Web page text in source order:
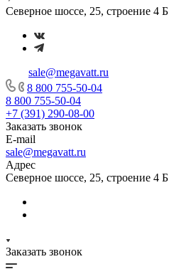
Северное шоссе, 25, строение 4 Б
sale@megavatt.ru
8 800 755-50-04
8 800 755-50-04
+7 (391) 290-08-00
Заказать звонок
E-mail
sale@megavatt.ru
Адрес
Северное шоссе, 25, строение 4 Б
Заказать звонок